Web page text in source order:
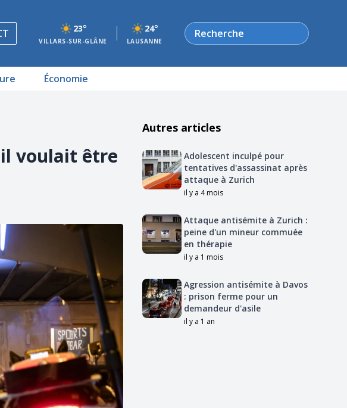
23°
VILLARS-SUR-GLÂNE
24°
LAUSANNE
Rechercher
Économie
voulait être
Autres articles
Adolescent inculpé pour
tentatives d'assassinat après
attaque à Zurich
il y a 4 mois
Attaque antisémite à Zurich :
peine d'un mineur commuée
en thérapie
il y a 1 mois
Agression antisémite à Davos
: prison ferme pour un
demandeur d'asile
il y a 1 an